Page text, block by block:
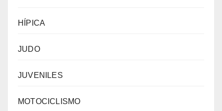
HÍPICA
JUDO
JUVENILES
MOTOCICLISMO